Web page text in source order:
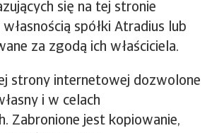
się na tej stronie
spółki Atradius lub
za zgodą ich właściciela.
strony internetowej dozwolone
i w celach
Zabronione jest kopiowanie,